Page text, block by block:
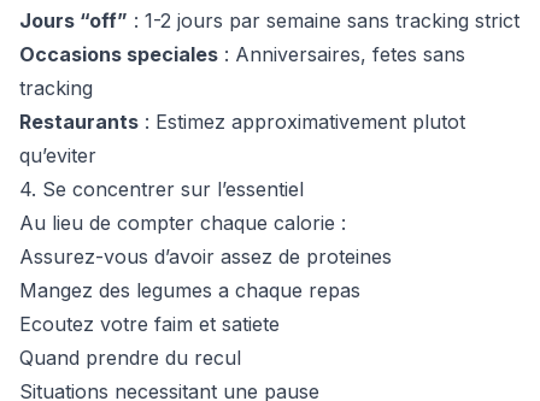
Jours “off” : 1-2 jours par semaine sans tracking strict
Occasions speciales : Anniversaires, fetes sans
tracking
Restaurants : Estimez approximativement plutot
qu’eviter
4. Se concentrer sur l’essentiel
Au lieu de compter chaque calorie :
Assurez-vous d’avoir assez de proteines
Mangez des legumes a chaque repas
Ecoutez votre faim et satiete
Quand prendre du recul
Situations necessitant une pause